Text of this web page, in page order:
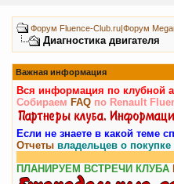
Форум Fluence-Club.ru|Форум
Диагностика двигателя
Важная информация
Вся информация по клубной
Собираем FAQ по Renault
Если не знаете в какой теме
Отчеты владельцев о
ПЛАНИРУЕМ ВСТРЕЧИ КЛУБА